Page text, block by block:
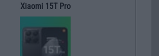
Xiaomi 15T Pro